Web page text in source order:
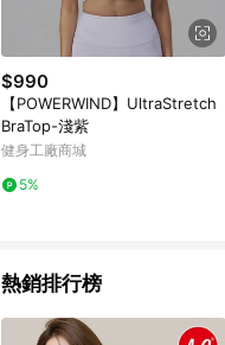
$990
【POWERWIND】UltraStretch
BraTop-淺紫
健身工廠商城
5%
熱銷排行榜